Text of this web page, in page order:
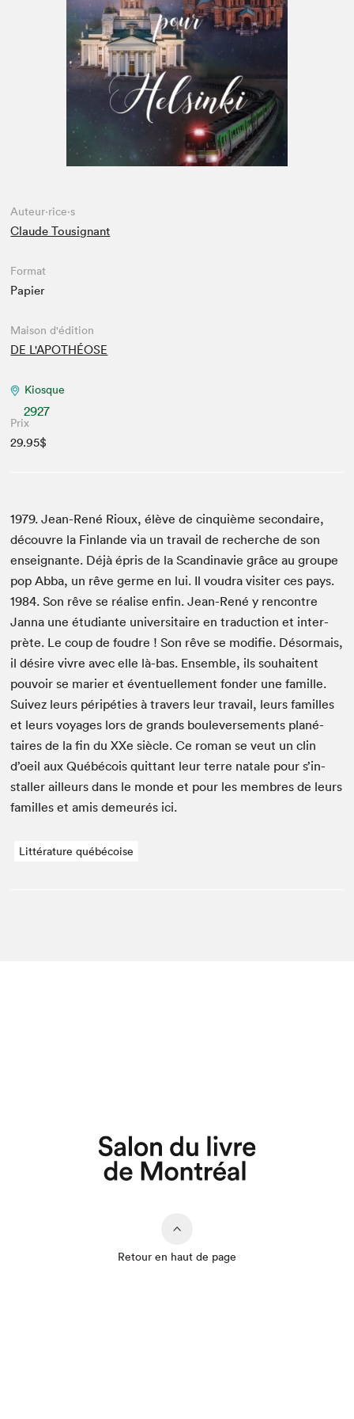
Espace médias
Auteur·rice·s
Claude Tousignant
Format
Papier
Maison d'édition
DE L'APOTHÉOSE
Kiosque
2927
Prix
29.95$
1979. Jean-René Rioux, élève de cinquième sec­ondaire,
décou­vre la Fin­lande via un tra­vail de recherche de son
enseignante. Déjà épris de la Scan­di­navie grâce au groupe
pop Abba, un rêve germe en lui. Il voudra vis­iter ces pays.
1984. Son rêve se réalise enfin. Jean-René y ren­con­tre
Jan­na une étu­di­ante uni­ver­si­taire en tra­duc­tion et inter­
prète. Le coup de foudre ! Son rêve se mod­i­fie. Désor­mais,
il désire vivre avec elle là-bas. Ensem­ble, ils souhait­ent
pou­voir se mari­er et éventuelle­ment fonder une famille.
Suiv­ez leurs péripéties à tra­vers leur tra­vail, leurs familles
et leurs voy­ages lors de grands boule­verse­ments plané­
taires de la fin du XXe siè­cle. Ce roman se veut un clin
d’oeil aux Québé­cois quit­tant leur terre natale pour s’in­
staller ailleurs dans le monde et pour les mem­bres de leurs
familles et amis demeurés ici.
Littérature québécoise
Retour en haut de page